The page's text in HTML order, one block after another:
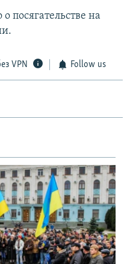
посягательстве на
VPN Follow us